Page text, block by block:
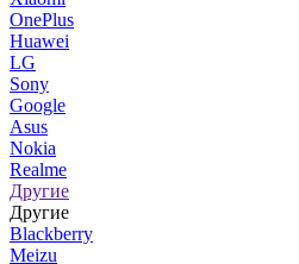
OnePlus
Huawei
LG
Sony
Google
Asus
Nokia
Realme
Другие
Другие
Blackberry
Meizu